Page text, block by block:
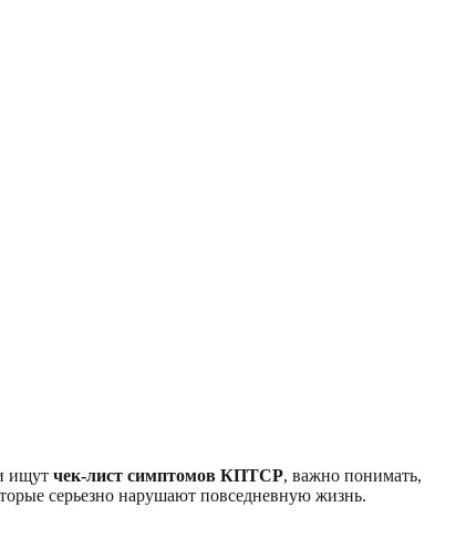
ищут чек-лист симптомов КПТСР, важно понимать,
серьезно нарушают повседневную жизнь.